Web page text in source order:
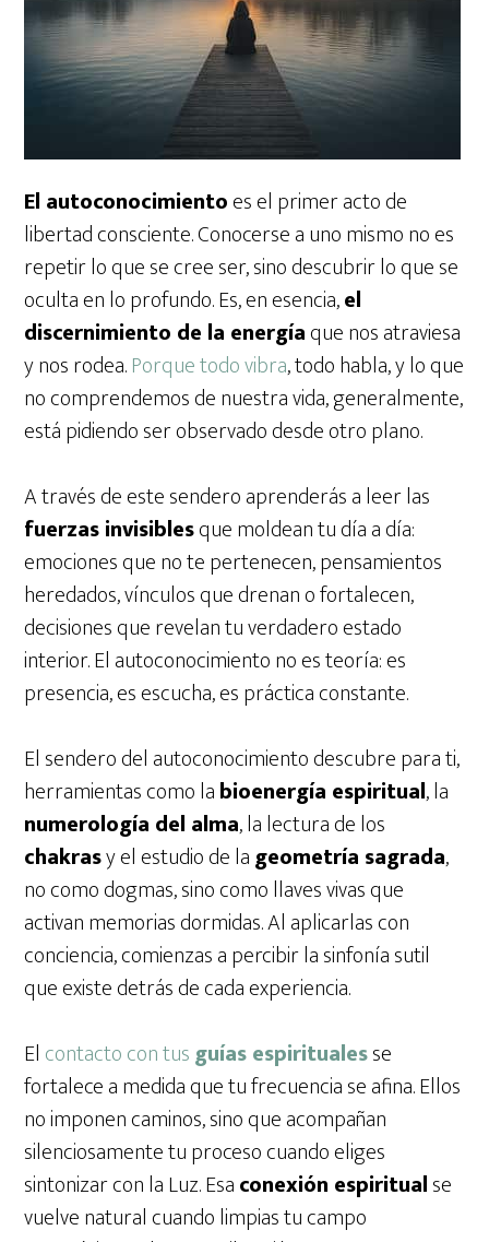
El autoconocimientoes el primer acto de
libertad consciente. Conocerse a uno mismo no es
repetir lo que se cree ser, sino descubrir lo que se
oculta en lo profundo. Es, en esencia,el
discernimiento de la energíaque nos atraviesa
y nos rodea.Porque todo vibra, todo habla, y lo que
no comprendemos de nuestra vida, generalmente,
está pidiendo ser observado desde otro plano.
A través de este sendero aprenderás a leer las
fuerzas invisiblesque moldean tu día a día:
emociones que no te pertenecen, pensamientos
heredados, vínculos que drenan o fortalecen,
decisiones que revelan tu verdadero estado
interior. El autoconocimiento no es teoría: es
presencia, es escucha, es práctica constante.
El sendero del autoconocimiento descubre para ti,
herramientas como labioenergía espiritual, la
numerología del alma, la lectura de los
chakrasy el estudio de lageometría sagrada,
no como dogmas, sino como llaves vivas que
activan memorias dormidas. Al aplicarlas con
conciencia, comienzas a percibir la sinfonía sutil
que existe detrás de cada experiencia.
El contacto con tusguías espiritualesse
fortalece a medida que tu frecuencia se afina. Ellos
no imponen caminos, sino que acompañan
silenciosamente tu proceso cuando eliges
sintonizar con la Luz. Esaconexión espiritualse
vuelve natural cuando limpias tu campo